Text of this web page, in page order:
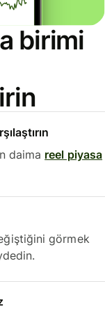
birimi
daima reel piyasa
görmek